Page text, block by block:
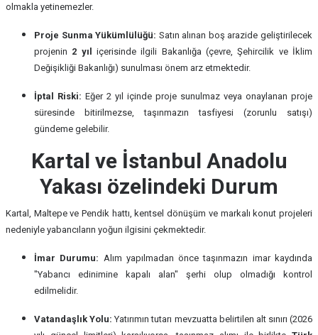
olmakla yetinemezler.
Proje Sunma Yükümlülüğü: Satın alınan boş arazide geliştirilecek
projenin 2 yıl
içerisinde ilgili Bakanlığa (çevre, Şehircilik ve İklim
Değişikliği Bakanlığı) sunulması önem arz etmektedir.
İptal Riski: Eğer 2 yıl içinde proje sunulmaz veya onaylanan proje
süresinde bitirilmezse, taşınmazın tasfiyesi (zorunlu satışı)
gündeme gelebilir.
Kartal ve İstanbul Anadolu
Yakası özelindeki Durum
Kartal, Maltepe ve Pendik hattı, kentsel dönüşüm ve markalı konut projeleri
nedeniyle yabancıların yoğun ilgisini çekmektedir.
İmar Durumu: Alım yapılmadan önce taşınmazın imar kaydında
"Yabancı edinimine kapalı alan" şerhi olup olmadığı kontrol
edilmelidir.
Vatandaşlık Yolu: Yatırımın tutarı mevzuatta belirtilen alt sınırı (2026